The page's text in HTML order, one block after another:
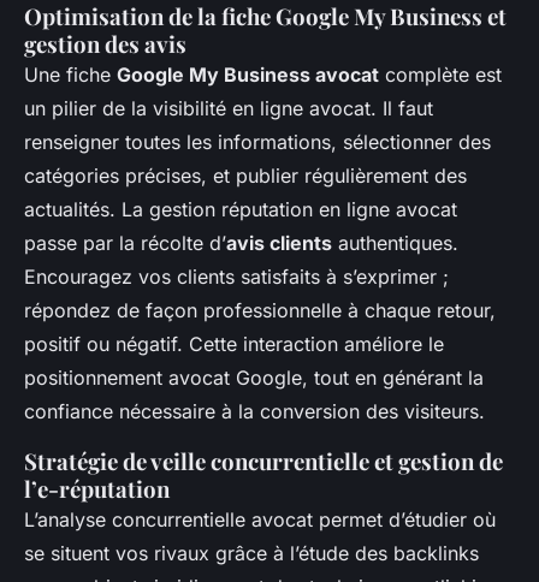
Optimisation de la fiche Google My Business et
gestion des avis
Une fiche Google My Business avocat complète est
un pilier de la visibilité en ligne avocat. Il faut
renseigner toutes les informations, sélectionner des
catégories précises, et publier régulièrement des
actualités. La gestion réputation en ligne avocat
passe par la récolte d’avis clients authentiques.
Encouragez vos clients satisfaits à s’exprimer ;
répondez de façon professionnelle à chaque retour,
positif ou négatif. Cette interaction améliore le
positionnement avocat Google, tout en générant la
confiance nécessaire à la conversion des visiteurs.
Stratégie de veille concurrentielle et gestion de
l’e-réputation
L’analyse concurrentielle avocat permet d’étudier où
se situent vos rivaux grâce à l’étude des backlinks